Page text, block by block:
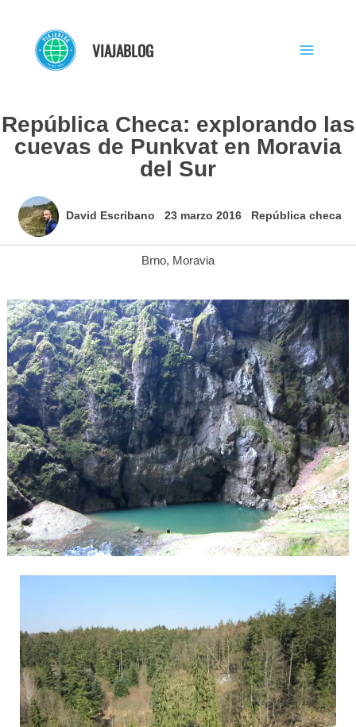
contenido
VIAJABLOG
República Checa: explorando las
cuevas de Punkvat en Moravia
del Sur
David Escribano 23 marzo 2016 República checa
Brno, Moravia